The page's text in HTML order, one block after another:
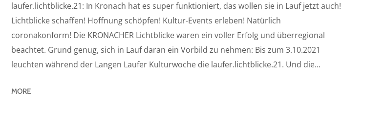
laufer.lichtblicke.21: In Kronach hat es super funktioniert, das wollen sie in Lauf jetzt auch!
Lichtblicke schaffen! Hoffnung schöpfen! Kultur-Events erleben! Natürlich
coronakonform! Die KRONACHER Lichtblicke waren ein voller Erfolg und überregional
beachtet. Grund genug, sich in Lauf daran ein Vorbild zu nehmen: Bis zum 3.10.2021
leuchten während der Langen Laufer Kulturwoche die laufer.lichtblicke.21. Und die...
MORE